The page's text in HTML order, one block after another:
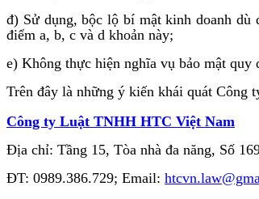
đ) Sử dụng, bộc lộ bí mật kinh doanh dù
điểm a, b, c và d khoản này;
e) Không thực hiện nghĩa vụ bảo mật
Trên đây là những ý kiến khái quát
Công ty Luật TNHH HTC Việt Nam
Địa chỉ: Tầng 15, Tòa nhà đa năng, Số
ĐT: 0989.386.729; Email: